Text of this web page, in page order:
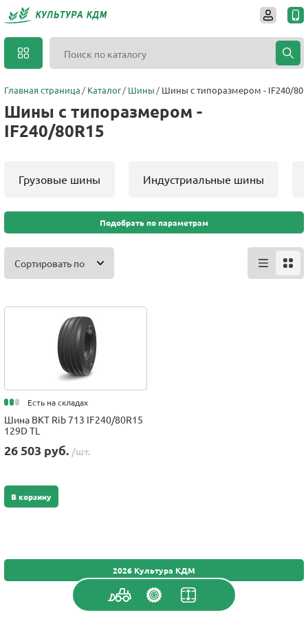
Главная страница Каталог Шины Шины с типоразмером - IF240/
Шины с типоразмером -
IF240/80R15
Грузовые шины Индустриальные шины
Подобрать по параметрам
Сортировать по
Есть на складах
Шина BKT Rib 713 IF240/80R15
129D TL
26 503 руб. /шт.
В корзину
2026 Культура КДМ